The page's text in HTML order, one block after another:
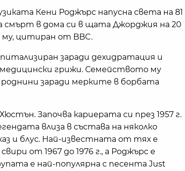
Кени Роджърс напусна света на 81
смърт в дома си в щата Джорджия на 20
цитиран от BBC.
заради дехидратация и
грижи. Семейството му
заради мерките в борбата
Започва кариерата си през 1957 г.
влиза в състава на няколко
и блус. Най-известната от тях е
от 1967 до 1976 г., а Роджърс е
е най-популярна с песента Just